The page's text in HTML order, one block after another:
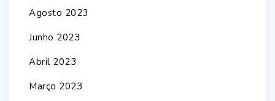
Agosto 2023
Junho 2023
Abril 2023
Março 2023